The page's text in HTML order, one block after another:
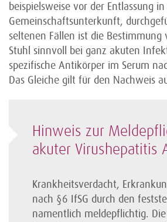
beispielsweise vor der Entlassung
Gemeinschaftsunterkunft,
seltenen Fällen ist die Bestimmung
Stuhl sinnvoll bei ganz akuten
spezifische Antikörper im Serum
Das Gleiche gilt für den Nachweis
Hinweis zur
akuter Virushepatitis
Krankheitsverdacht,
nach §6 IfSG durch den
namentlich meldepflichtig.